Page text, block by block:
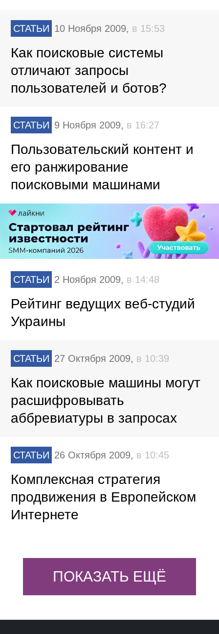
СТАТЬИ 10 Ноября 2009, в 15:53
Как поисковые системы
отличают запросы
пользователей и ботов?
СТАТЬИ 9 Ноября 2009, в 16:27
Пользовательский контент и
его ранжирование
поисковыми машинами
СТАТЬИ 2 Ноября 2009, в 14:48
Рейтинг ведущих веб-студий
Украины
СТАТЬИ 27 Октября 2009, в 10:39
Как поисковые машины могут
расшифровывать
аббревиатуры в запросах
СТАТЬИ 26 Октября 2009, в 10:45
Комплексная стратегия
продвижения в Европейском
Интернете
ПОКАЗАТЬ ЕЩЁ